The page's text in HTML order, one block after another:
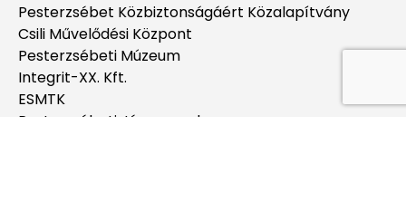
Pesterzsébet Közbiztonságáért Közalapítvány
Csili Művelődési Központ
Pesterzsébeti Múzeum
Integrit-XX. Kft.
ESMTK
Pesterzsébeti Jégcsarnok